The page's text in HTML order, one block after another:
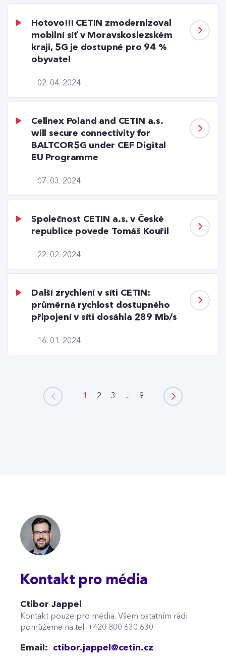
02. 04. 2024
Hotovo!!! CETIN zmodernizoval
mobilní síť v Moravskoslezském
kraji, 5G je dostupné pro 94 %
obyvatel
07. 03. 2024
Cellnex Poland and CETIN a.s.
will secure connectivity for
BALTCOR5G under CEF Digital
EU Programme
22. 02. 2024
Společnost CETIN a.s. v České
republice povede Tomáš Kouřil
16. 01. 2024
Další zrychlení v síti CETIN:
průměrná rychlost dostupného
připojení v síti dosáhla 289 Mb/s
1 2 3 ... 9
Kontakt pro média
Ctibor Jappel
Kontakt pouze pro média. Všem ostatním rádi
pomůžeme na tel. +420 800 630 630
Email: ctibor.jappel@cetin.cz